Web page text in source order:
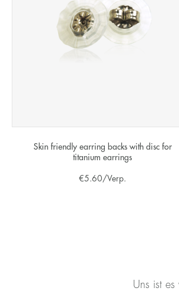
Skin friendly earring backs with disc for
titanium earrings
€5.60/Verp.
Uns ist